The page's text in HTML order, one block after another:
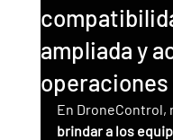
ampliada y
operaciones
En DroneControl,
brindar a los